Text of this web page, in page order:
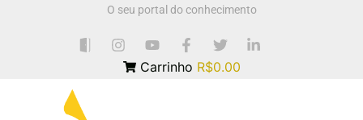
O seu portal do conhecimento
Carrinho R$0.00